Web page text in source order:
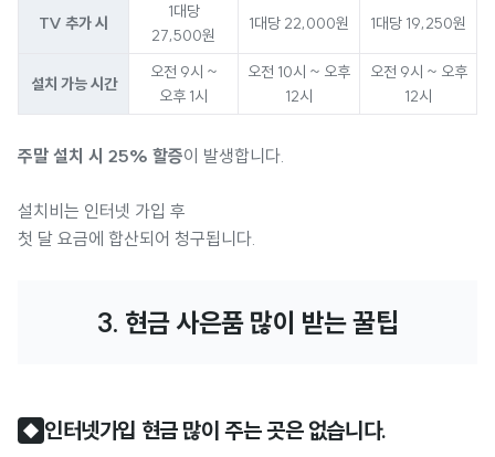
TV 추가 시
1대당
27,500원
1대당 22,000원 1대당 19,250원
설치 가능 시간
오전 9시 ~
오후 1시
오전 10시 ~ 오후
12시
오전 9시 ~ 오후
12시
주말 설치 시 25% 할증이 발생합니다.
설치비는 인터넷 가입 후
첫 달 요금에 합산되어 청구됩니다.
3. 현금 사은품 많이 받는 꿀팁
◆ 인터넷가입 현금 많이 주는 곳은 없습니다.